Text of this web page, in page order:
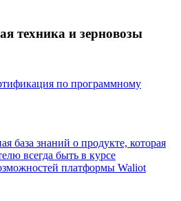
техника и зерновозы
по программному
база знаний о продукте, которая
всегда быть в курсе
платформы Waliot